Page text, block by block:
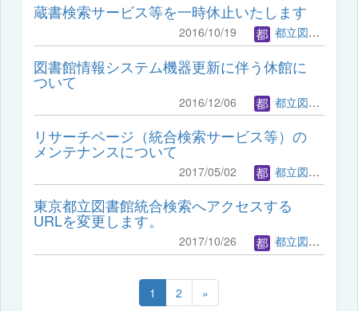
蔵書検索サービス等を一時休止いたします
2016/10/19 都立図書館管理者
図書館情報システム機器更新に伴う休館に
ついて
2016/12/06 都立図書館管理者
リサーチページ（統合検索サービス等）の
メンテナンスについて
2017/05/02 都立図書館管理者
東京都立図書館統合検索へアクセスする
URLを変更します。
2017/10/26 都立図書館管理者
1 2 »